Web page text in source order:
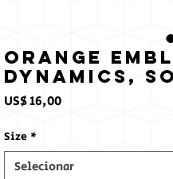
Orange
Dynamics,
US$ 16,00Preço
Size *